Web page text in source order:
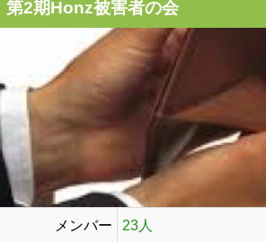
第2期Honz被害者の会
メンバー 23人